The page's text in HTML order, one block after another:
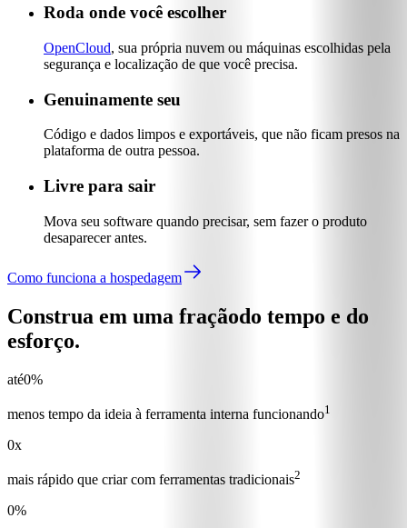
Roda onde você escolher
OpenCloud, sua própria nuvem ou máquinas escolhidas pela
segurança e localização de que você precisa.
Genuinamente seu
Código e dados limpos e exportáveis, que não ficam presos na
plataforma de outra pessoa.
Livre para sair
Mova seu software quando precisar, sem fazer o produto
desaparecer antes.
Como funciona a hospedagem
Construa em uma fraçãodo tempo e do
esforço.
até0%
menos tempo da ideia à ferramenta interna funcionando1
0x
mais rápido que criar com ferramentas tradicionais2
0%